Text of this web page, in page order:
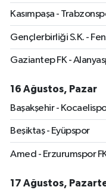
Kasımpaşa -
Gençlerbirliği S.K. -
Gaziantep FK -
16 Ağustos, Pazar
Başakşehir -
Beşiktaş - Eyüpspor
Amed - Erzurumspor
17 Ağustos,